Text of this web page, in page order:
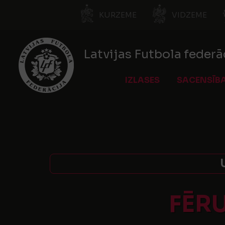
KURZEME VIDZEME
Latvijas Futbola
IZLASES